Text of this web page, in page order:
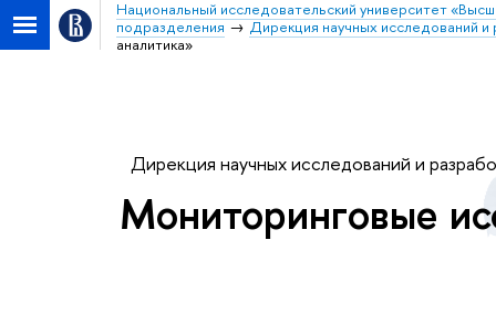
Национальный исследовательский университет
подразделения
Дирекция научных исследований и
аналитика»
Дирекция научных исследований и
Мониторинговые